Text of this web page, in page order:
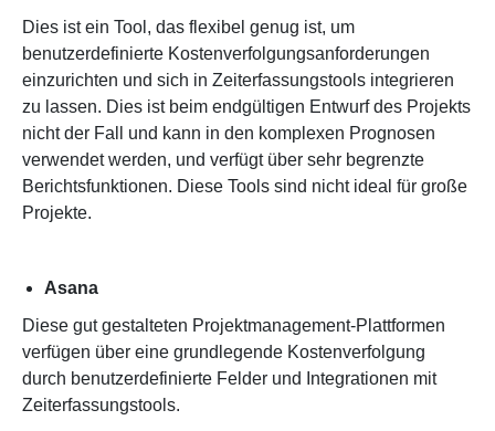
Dies ist ein Tool, das flexibel genug ist, um
benutzerdefinierte Kostenverfolgungsanforderungen
einzurichten und sich in Zeiterfassungstools integrieren
zu lassen. Dies ist beim endgültigen Entwurf des Projekts
nicht der Fall und kann in den komplexen Prognosen
verwendet werden, und verfügt über sehr begrenzte
Berichtsfunktionen. Diese Tools sind nicht ideal für große
Projekte.
Asana
Diese gut gestalteten Projektmanagement-Plattformen
verfügen über eine grundlegende Kostenverfolgung
durch benutzerdefinierte Felder und Integrationen mit
Zeiterfassungstools.